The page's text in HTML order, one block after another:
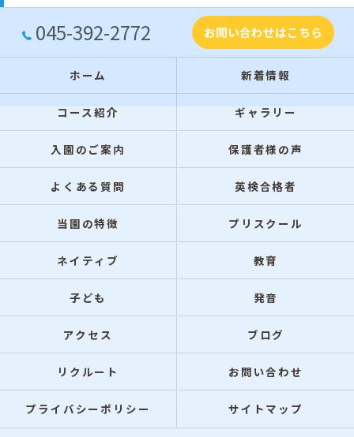
045-392-2772 お問い合わせはこちら
ホーム 新着情報
コース紹介 ギャラリー
入園のご案内 保護者様の声
よくある質問 英検合格者
当園の特徴 プリスクール
ネイティブ 教育
子ども 発音
アクセス ブログ
リクルート お問い合わせ
プライバシーポリシー サイトマップ